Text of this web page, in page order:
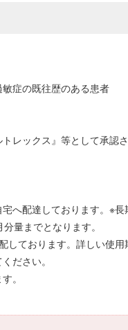
症の既往歴のある患者
レックス』等として承認さ
へ配達しております。※
量までとなります。
しております。詳しい使
ださい。
。